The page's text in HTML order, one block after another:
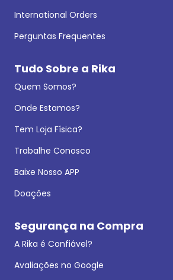
International Orders
Perguntas Frequentes
Tudo Sobre a Rika
Quem Somos?
Onde Estamos?
Tem Loja Física?
Trabalhe Conosco
Baixe Nosso APP
Doações
Segurança na Compra
A Rika é Confiável?
Avaliações no Google